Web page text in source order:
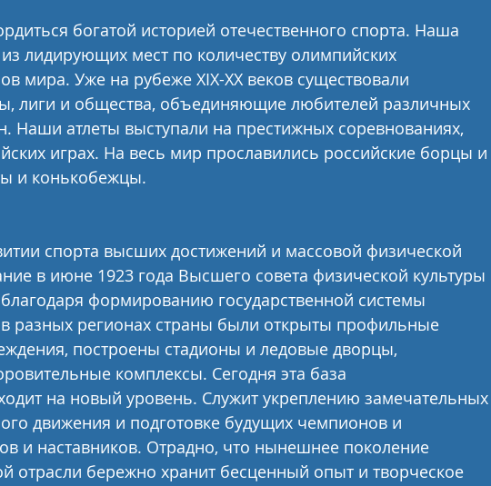
богатой историей отечественного спорта. Наша
лидирующих мест по количеству олимпийских
мира. Уже на рубеже XIX-XX веков существовали
лиги и общества, объединяющие любителей различных
Наши атлеты выступали на престижных соревнованиях,
играх. На весь мир прославились российские борцы и
и конькобежцы.
спорта высших достижений и массовой физической
в июне 1923 года Высшего совета физической культуры
формированию государственной системы
разных регионах страны были открыты профильные
построены стадионы и ледовые дворцы,
комплексы. Сегодня эта база
на новый уровень. Служит укреплению замечательных
движения и подготовке будущих чемпионов и
и наставников. Отрадно, что нынешнее поколение
отрасли бережно хранит бесценный опыт и творческое